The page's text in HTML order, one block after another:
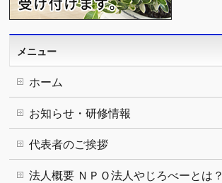
メニュー
ホーム
お知らせ・研修情報
代表者のご挨拶
法人概要 ＮＰＯ法人やじろべーとは？